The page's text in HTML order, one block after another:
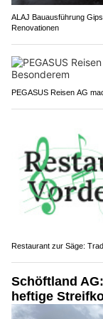
ALAJ Bauausführung
Renovationen
PEGASUS Reisen AG
Restaurant zur Säge:
Schöftland
heftige